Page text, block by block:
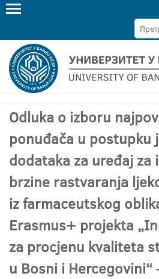
Odluka o izboru
ponuđača u postupku
dodataka za uređaj za
brzine rastvaranja
iz farmaceutskog
Erasmus+ projekta
za procjenu kvaliteta
u Bosni i Hercegovini“